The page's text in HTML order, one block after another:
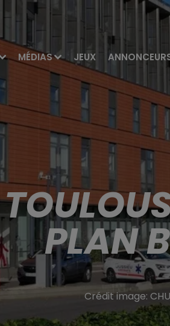
MÉDIAS JEUX
PLAN
Crédit image: